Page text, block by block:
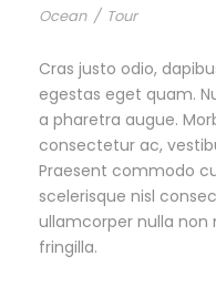
Ocean / Tour
Cras justo odio,
egestas eget quam.
a pharetra augue.
consectetur ac,
Praesent commodo
scelerisque nisl
ullamcorper nulla
fringilla.